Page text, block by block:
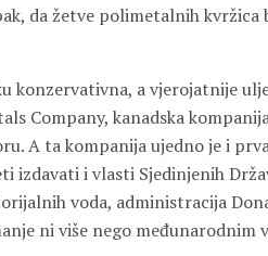
da žetve polimetalnih
konzervativna, a vjerojatnije
Company, kanadska
A ta kompanija ujedno je i
izdavati i vlasti Sjedinjenih
voda, administracija
ni više nego međunarodnim